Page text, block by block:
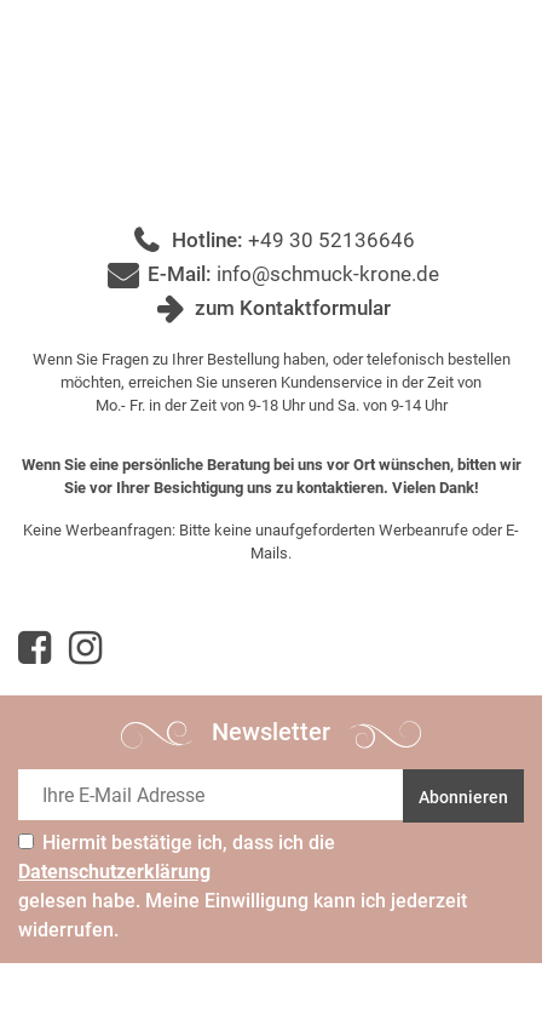
Hotline: +49 30 52136646
E-Mail: info@schmuck-krone.de
zum Kontaktformular
Wenn Sie Fragen zu Ihrer Bestellung haben, oder telefonisch bestellen
möchten, erreichen Sie unseren Kundenservice in der Zeit von
Mo.- Fr. in der Zeit von 9-18 Uhr und Sa. von 9-14 Uhr
Wenn Sie eine persönliche Beratung bei uns vor Ort wünschen, bitten wir
Sie vor Ihrer Besichtigung uns zu kontaktieren. Vielen Dank!
Keine Werbeanfragen: Bitte keine unaufgeforderten Werbeanrufe oder E-
Mails.
Newsletter
Abonnieren
Hiermit bestätige ich, dass ich die
Daten­schutz­erklärung
gelesen habe. Meine Einwilligung kann ich jederzeit
widerrufen.